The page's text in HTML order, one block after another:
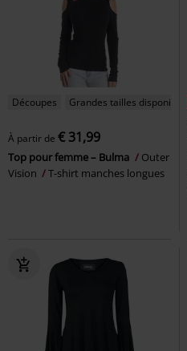
Découpes Grandes tailles disponibles
À partir de € 31,99
Top pour femme – Bulma
Outer
Vision
T-shirt manches longues